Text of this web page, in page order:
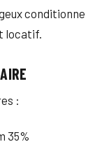
conditionne
locatif.
:
35%